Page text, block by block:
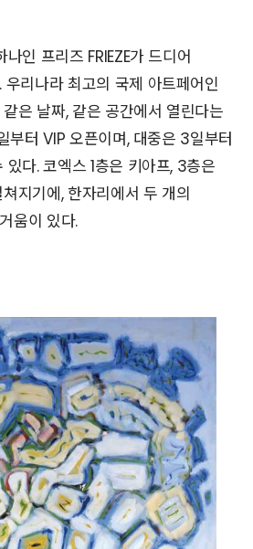
인 프리즈 FRIEZE가 드디어
리나라 최고의 국제 아트페어인
은 날짜, 같은 공간에서 열린다는
부터 VIP 오픈이며, 대중은 3일부터
다. 코엑스 1층은 키아프, 3층은
지기에, 한자리에서 두 개의
움이 있다.